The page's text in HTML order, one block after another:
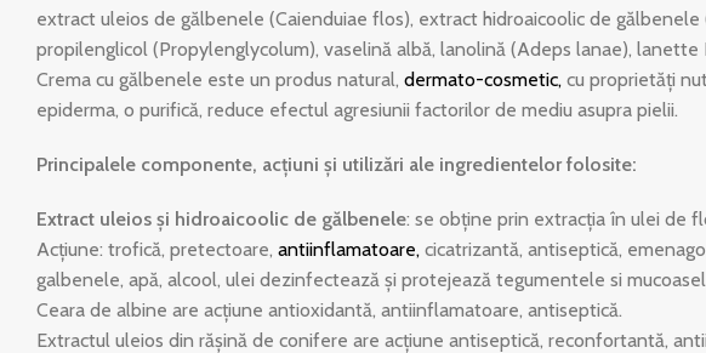
extract uleios de gălbenele (Caienduiae flos), extract hidroaicoolic de
propilenglicol (Propylenglycolum), vaselină albă, lanolină (Adeps lanae), lanette
Crema cu gălbenele este un produs natural, dermato-cosmetic, cu proprietăţi
epiderma, o purifică, reduce efectul agresiunii factorilor de mediu asupra pielii.
Principalele componente, acţiuni şi utilizări ale ingredientelor folosite:
Extract uleios şi hidroaicoolic de gălbenele: se obţine prin extracţia în ulei de
Acţiune: trofică, pretectoare, antiinflamatoare, cicatrizantă, antiseptică,
galbenele, apă, alcool, ulei dezinfectează şi protejează tegumentele si
Ceara de albine are acţiune antioxidantă, antiinflamatoare, antiseptică.
Extractul uleios din răşină de conifere are acţiune antiseptică, reconfortantă,